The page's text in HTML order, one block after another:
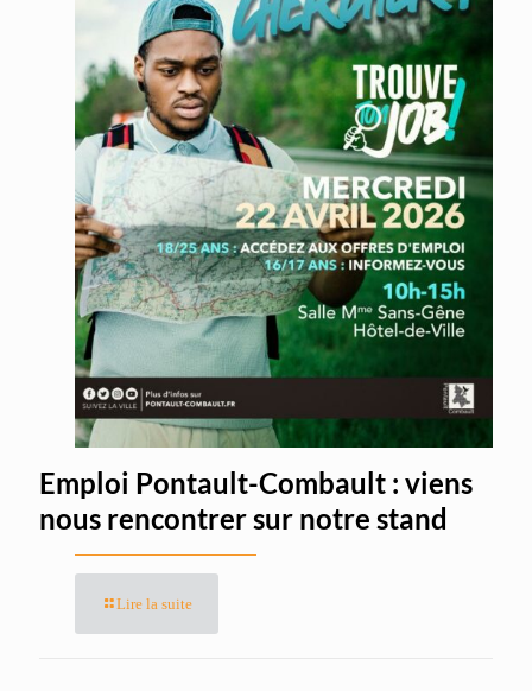
Emploi Pontault-Combault : viens
nous rencontrer sur notre stand
Lire la suite